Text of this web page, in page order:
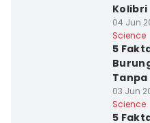
Kolibri
04 Jun
Science
5
03 Jun
Science
5